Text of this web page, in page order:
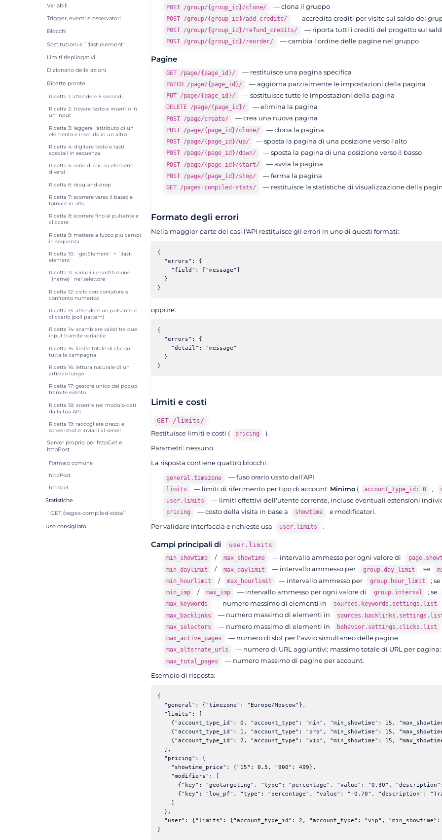
Variabili
Trigger, eventi e osservatori
Blocchi
Sostituzioni e `:last-element`
Limiti riepilogativi
Dizionario delle azioni
Ricette pronte
Ricetta 1: attendere 5 secondi
Ricetta 2: trovare testo e inserirlo in
un input
Ricetta 3: leggere l'attributo di un
elemento e inserirlo in un altro
Ricetta 4: digitare testo e tasti
speciali in sequenza
Ricetta 5: serie di clic su elementi
diversi
Ricetta 6: drag-and-drop
Ricetta 7: scorrere verso il basso e
tornare in alto
Ricetta 8: scorrere fino al pulsante e
cliccare
Ricetta 9: mettere a fuoco piu campi
in sequenza
Ricetta 10: `getElement` + `:last-
element`
Ricetta 11: variabili e sostituzione
`{name}` nel selettore
Ricetta 12: ciclo con contatore e
confronto numerico
Ricetta 13: attendere un pulsante e
cliccarlo (poll pattern)
Ricetta 14: scambiare valori tra due
input tramite variabile
Ricetta 15: limite totale di clic su
tutta la campagna
Ricetta 16: lettura naturale di un
articolo lungo
Ricetta 17: gestore unico dei popup
tramite evento
Ricetta 18: inserire nel modulo dati
dalla tua API
Ricetta 19: raccogliere prezzi e
screenshot e inviarli al server
Server proprio per httpGet e
httpPost
Formato comune
httpPost
httpGet
Statistiche
`GET /pages-compiled-stats/`
Uso consigliato
POST /group/{group_id}/clone/ — clona il gruppo
POST /group/{group_id}/add_credits/ — accredita crediti per visite sul saldo del
POST /group/{group_id}/refund_credits/ — riporta tutti i crediti del progetto sul
POST /group/{group_id}/reorder/ — cambia l'ordine delle pagine nel gruppo
Pagine
GET /page/{page_id}/ — restituisce una pagina specifica
PATCH /page/{page_id}/ — aggiorna parzialmente le impostazioni della pagina
PUT /page/{page_id}/ — sostituisce tutte le impostazioni della pagina
DELETE /page/{page_id}/ — elimina la pagina
POST /page/create/ — crea una nuova pagina
POST /page/{page_id}/clone/ — clona la pagina
POST /page/{page_id}/up/ — sposta la pagina di una posizione verso l'alto
POST /page/{page_id}/down/ — sposta la pagina di una posizione verso il basso
POST /page/{page_id}/start/ — avvia la pagina
POST /page/{page_id}/stop/ — ferma la pagina
GET /pages-compiled-stats/ — restituisce le statistiche di visualizzazione della
Formato degli errori
Nella maggior parte dei casi l'API restituisce gli errori in uno di questi formati:
{
  "errors": {
    "field": ["message"]
  }
oppure:
{
  "errors": {
    "detail": "message"
  }
Limiti e costi
GET /limits/
Restituisce limiti e costi ( pricing
).
Parametri: nessuno.
La risposta contiene quattro blocchi:
general.timezone — fuso orario usato dall'API.
limits — limiti di riferimento per tipo di account: Minimo ( account_type_id: 0 ,
user.limits
— limiti effettivi dell'utente corrente, incluse eventuali estensioni
pricing — costo della visita in base a showtime
e modificatori.
Per validare interfaccia e richieste usa
user.limits .
Campi principali di user.limits
min_showtime / max_showtime — intervallo ammesso per ogni valore di
min_daylimit
/ max_daylimit — intervallo ammesso per group.day_limit ; se
min_hourlimit
/ max_hourlimit — intervallo ammesso per group.hour_limit ; se
min_imp / max_imp — intervallo ammesso per ogni valore di group.interval ; se
max_keywords — numero massimo di elementi in
sources.keywords.settings.list
max_backlinks
— numero massimo di elementi in
max_selectors
— numero massimo di elementi in
behavior.settings.clicks.list
max_active_pages
— numero di slot per l'avvio simultaneo delle pagine.
max_alternate_urls — numero di URL aggiuntivi; massimo totale di URL per
max_total_pages
— numero massimo di pagine per account.
Esempio di risposta:
{
  "general": {"timezone": "Europe/Moscow"},
  "limits": [
{"account_type_id": 0, "account_type": "min", "min_showtime": 15,
{"account_type_id": 1, "account_type": "pro", "min_showtime": 15,
{"account_type_id": 2, "account_type": "vip", "min_showtime": 15,
  ],
  "pricing": {
    "showtime_price": {"15": 0.5, "900": 499},
    "modifiers": [
{"key": "geotargeting", "type": "percentage", "value": "0.30",
{"key": "low_pf", "type": "percentage", "value": "-0.70", "description":
    ]
  },
"user": {"limits": {"account_type_id": 2, "account_type": "vip",